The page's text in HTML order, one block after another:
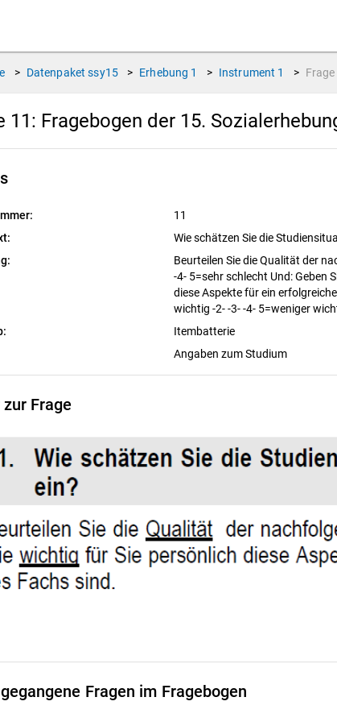
> Datenpaket ssy15 > Erhebung 1 > Instrument 1 > Frage
11: Fragebogen der 15.
11
Wie schätzen Sie die
Beurteilen Sie die Qualität der
-4- 5=sehr schlecht Und: Geben
diese Aspekte für ein
wichtig -2- -3- -4- 5=weniger
Itembatterie
Angaben zum Studium
Frage
Fragen im Fragebogen